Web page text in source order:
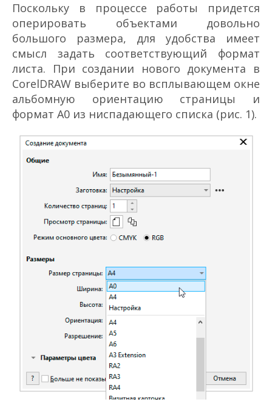
Поскольку в процессе работы придется
оперировать объектами довольно
большого размера, для удобства имеет
смысл задать соответствующий формат
листа. При создании нового документа в
CorelDRAW выберите во всплывающем окне
альбомную ориентацию страницы и
формат А0 из ниспадающего списка (рис. 1).